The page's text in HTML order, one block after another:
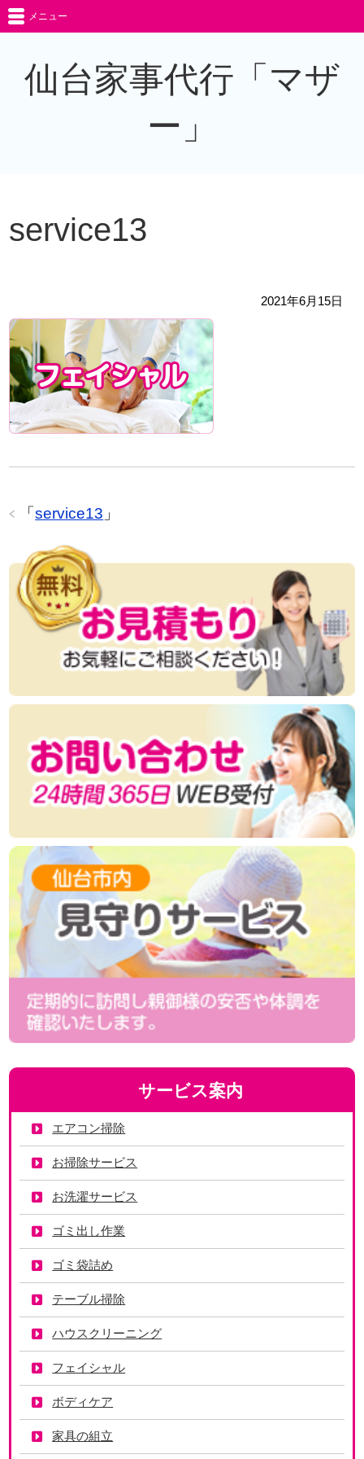
仙台家事代行「マザ
ー」
メニュー
service13
2021年6月15日
「service13 」
サービス案内
エアコン掃除
お掃除サービス
お洗濯サービス
ゴミ出し作業
ゴミ袋詰め
テーブル掃除
ハウスクリーニング
フェイシャル
ボディケア
家具の組立